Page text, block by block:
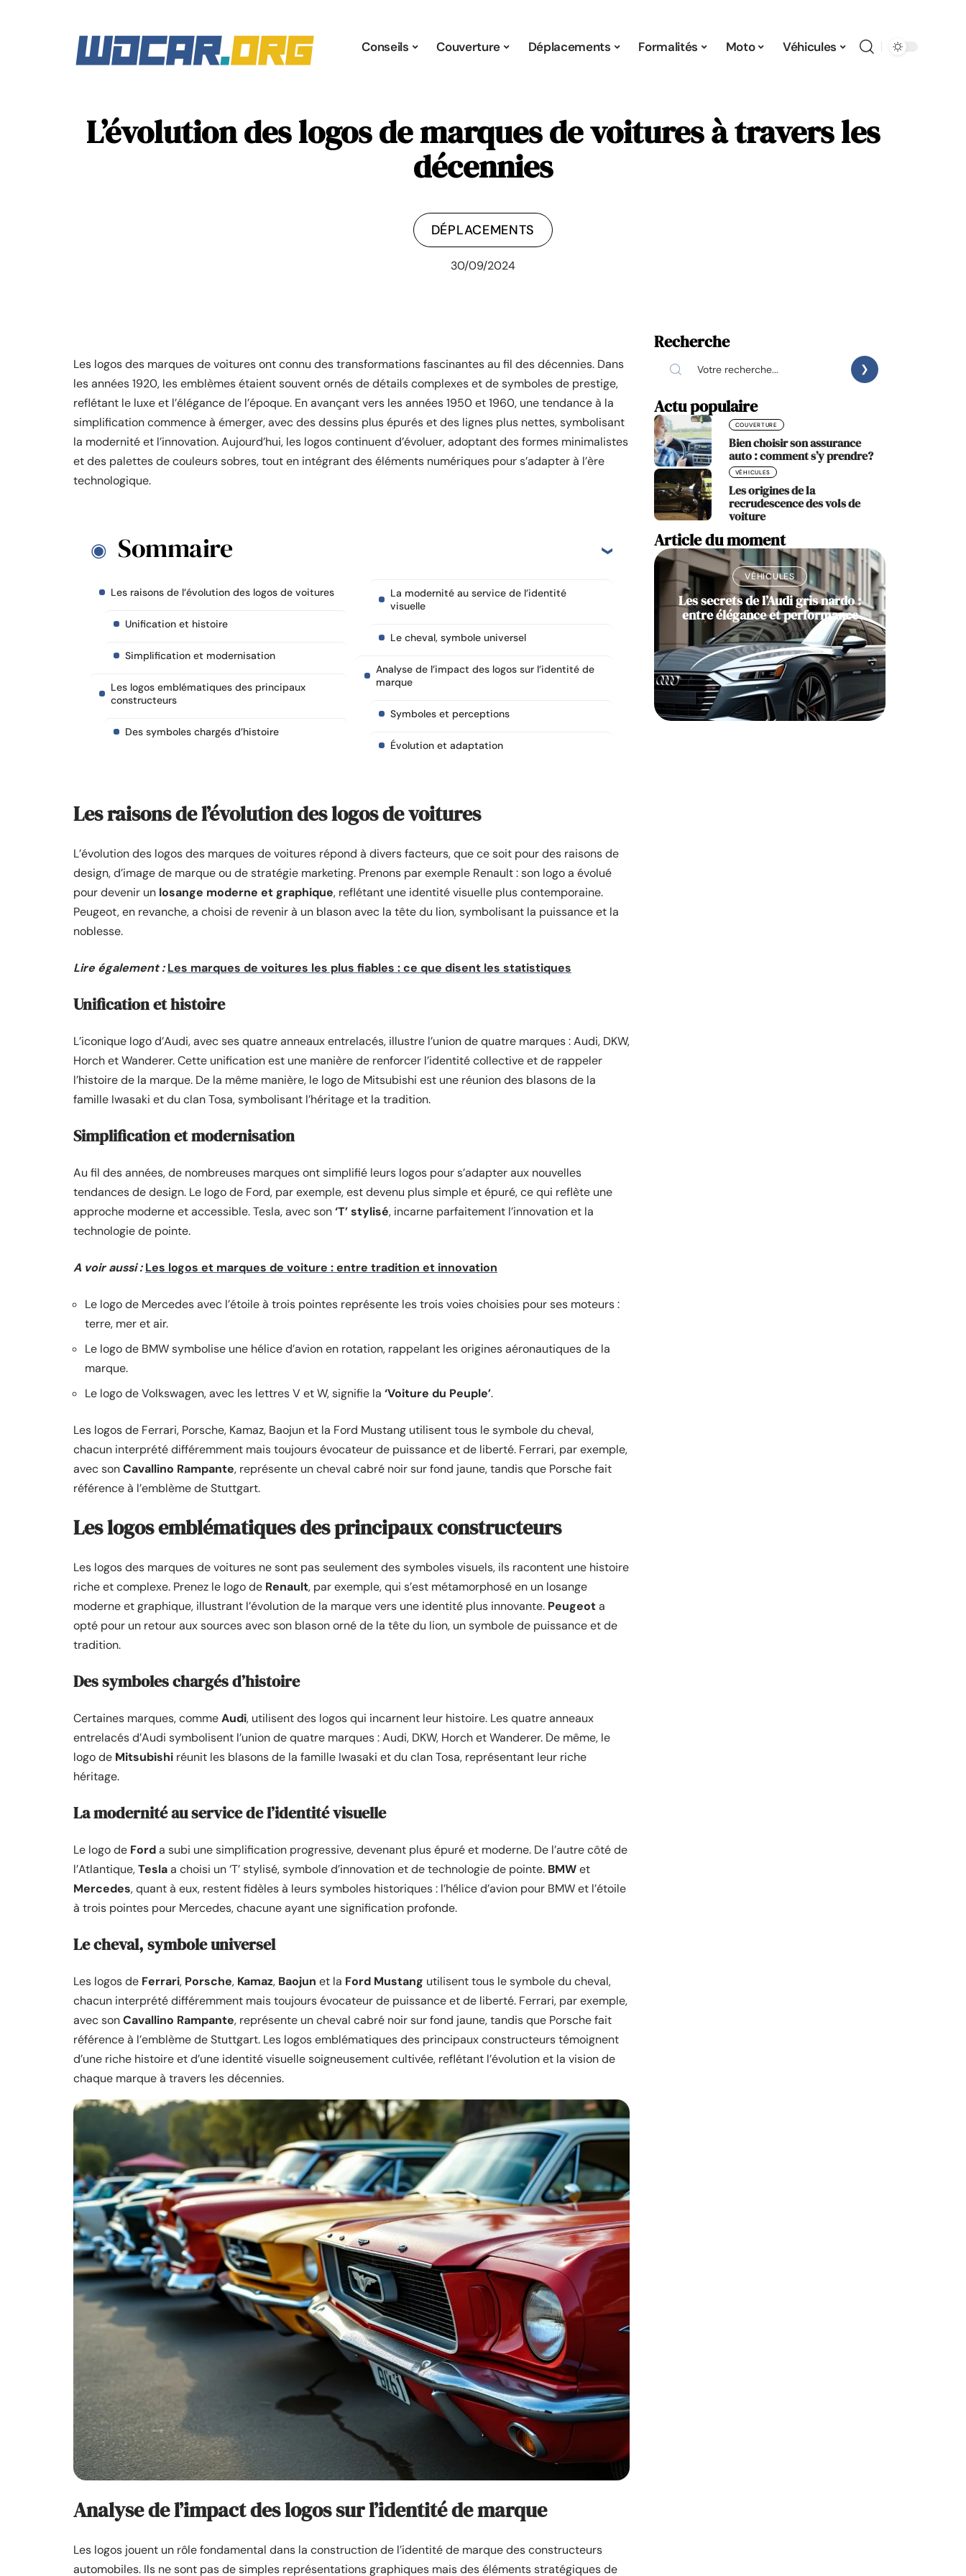
Conseils Couverture Déplacements Formalités Moto Véhicules
L’évolution des logos de marques de voitures à travers les
décennies
DÉPLACEMENTS
30/09/2024
Les logos des marques de voitures ont connu des transformations fascinantes au fil des décennies. Dans
les années 1920, les emblèmes étaient souvent ornés de détails complexes et de symboles de prestige,
reflétant le luxe et l’élégance de l’époque. En avançant vers les années 1950 et 1960, une tendance à la
simplification commence à émerger, avec des dessins plus épurés et des lignes plus nettes, symbolisant
la modernité et l’innovation. Aujourd’hui, les logos continuent d’évoluer, adoptant des formes minimalistes
et des palettes de couleurs sobres, tout en intégrant des éléments numériques pour s’adapter à l’ère
technologique.
Sommaire
Les raisons de l’évolution des logos de voitures
Unification et histoire
Simplification et modernisation
Les logos emblématiques des principaux
constructeurs
Des symboles chargés d’histoire
La modernité au service de l’identité
visuelle
Le cheval, symbole universel
Analyse de l’impact des logos sur l’identité de
marque
Symboles et perceptions
Évolution et adaptation
Les raisons de l’évolution des logos de voitures
L’évolution des logos des marques de voitures répond à divers facteurs, que ce soit pour des raisons de
design, d’image de marque ou de stratégie marketing. Prenons par exemple Renault : son logo a évolué
pour devenir un losange moderne et graphique, reflétant une identité visuelle plus contemporaine.
Peugeot, en revanche, a choisi de revenir à un blason avec la tête du lion, symbolisant la puissance et la
noblesse.
Lire également : Les marques de voitures les plus fiables : ce que disent les statistiques
Unification et histoire
L’iconique logo d’Audi, avec ses quatre anneaux entrelacés, illustre l’union de quatre marques : Audi, DKW,
Horch et Wanderer. Cette unification est une manière de renforcer l’identité collective et de rappeler
l’histoire de la marque. De la même manière, le logo de Mitsubishi est une réunion des blasons de la
famille Iwasaki et du clan Tosa, symbolisant l’héritage et la tradition.
Simplification et modernisation
Au fil des années, de nombreuses marques ont simplifié leurs logos pour s’adapter aux nouvelles
tendances de design. Le logo de Ford, par exemple, est devenu plus simple et épuré, ce qui reflète une
approche moderne et accessible. Tesla, avec son‘T’ stylisé, incarne parfaitement l’innovation et la
technologie de pointe.
A voir aussi : Les logos et marques de voiture : entre tradition et innovation
Le logo de Mercedes avec l’étoile à trois pointes représente les trois voies choisies pour ses moteurs :
terre, mer et air.
Le logo de BMW symbolise une hélice d’avion en rotation, rappelant les origines aéronautiques de la
marque.
Le logo de Volkswagen, avec les lettres V et W, signifie la ‘Voiture du Peuple’.
Les logos de Ferrari, Porsche, Kamaz, Baojun et la Ford Mustang utilisent tous le symbole du cheval,
chacun interprété différemment mais toujours évocateur de puissance et de liberté. Ferrari, par exemple,
avec sonCavallino Rampante, représente un cheval cabré noir sur fond jaune, tandis que Porsche fait
référence à l’emblème de Stuttgart.
Les logos emblématiques des principaux constructeurs
Les logos des marques de voitures ne sont pas seulement des symboles visuels, ils racontent une histoire
riche et complexe. Prenez le logo de Renault, par exemple, qui s’est métamorphosé en un losange
moderne et graphique, illustrant l’évolution de la marque vers une identité plus innovante. Peugeota
opté pour un retour aux sources avec son blason orné de la tête du lion, un symbole de puissance et de
tradition.
Des symboles chargés d’histoire
Certaines marques, commeAudi, utilisent des logos qui incarnent leur histoire. Les quatre anneaux
entrelacés d’Audi symbolisent l’union de quatre marques : Audi, DKW, Horch et Wanderer. De même, le
logo de Mitsubishi réunit les blasons de la famille Iwasaki et du clan Tosa, représentant leur riche
héritage.
La modernité au service de l’identité visuelle
Le logo de Forda subi une simplification progressive, devenant plus épuré et moderne. De l’autre côté de
l’Atlantique,Teslaa choisi un ‘T’ stylisé, symbole d’innovation et de technologie de pointe. BMWet
Mercedes, quant à eux, restent fidèles à leurs symboles historiques : l’hélice d’avion pour BMW et l’étoile
à trois pointes pour Mercedes, chacune ayant une signification profonde.
Le cheval, symbole universel
Les logos de Ferrari, Porsche, Kamaz, Baojun et la Ford Mustang utilisent tous le symbole du cheval,
chacun interprété différemment mais toujours évocateur de puissance et de liberté. Ferrari, par exemple,
avec sonCavallino Rampante, représente un cheval cabré noir sur fond jaune, tandis que Porsche fait
référence à l’emblème de Stuttgart. Les logos emblématiques des principaux constructeurs témoignent
d’une riche histoire et d’une identité visuelle soigneusement cultivée, reflétant l’évolution et la vision de
chaque marque à travers les décennies.
Analyse de l’impact des logos sur l’identité de marque
Les logos jouent un rôle fondamental dans la construction de l’identité de marque des constructeurs
automobiles. Ils ne sont pas de simples représentations graphiques mais des éléments stratégiques de
Recherche
Actu populaire
COUVERTURE
Bien choisir son assurance
auto : comment s’y prendre?
VÉHICULES
Les origines de la
recrudescence des vols de
voiture
Article du moment
VÉHICULES
Les secrets de l’Audi gris nardo :
entre élégance et performance